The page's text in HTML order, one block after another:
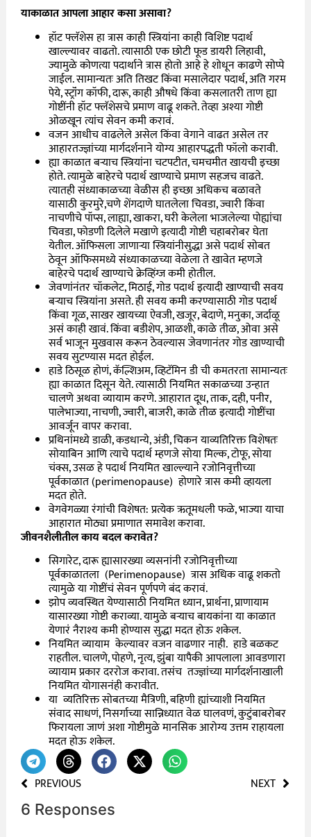
याकाळात आपला आहार कसा असावा?
हॉट फ्लॅशेस हा त्रास काही स्त्रियांना काही विशिष्ट पदार्थ
खाल्ल्यावर वाढतो. त्यासाठी एक छोटी फूड डायरी लिहावी,
ज्यामुळे कोणत्या पदार्थाने त्रास होतो आहे हे शोधून काढणे सोप्पे
जाईल. सामान्यतः अति तिखट किंवा मसालेदार पदार्थ, अति गरम
पेये, स्ट्रॉंग कॉफी, दारू, काही औषधे किंवा कसलातरी ताण ह्या
गोष्टींनी हॉट फ्लॅशेसचे प्रमाण वाढू शकते. तेव्हा अश्या गोष्टी
ओळखून त्यांच सेवन कमी करावं.
वजन आधीच वाढलेले असेल किंवा वेगाने वाढत असेल तर
आहारतज्ज्ञांच्या मार्गदर्शनाने योग्य आहारपद्धती फॉलो करावी.
ह्या काळात बऱ्याच स्त्रियांना चटपटीत, चमचमीत खायची इच्छा
होते. त्यामुळे बाहेरचे पदार्थ खाण्याचे प्रमाण सहजच वाढते.
त्यातही संध्याकाळच्या वेळीस ही इच्छा अधिकच बळावते
यासाठी कुरमुरे,चणे शेंगदाणे घातलेला चिवडा, ज्वारी किंवा
नाचणीचे पॉप्स, लाह्या, खाकरा, घरी केलेला भाजलेल्या पोह्यांचा
चिवडा, फोडणी दिलेले मखाणे इत्यादी गोष्टी चहाबरोबर घेता
येतील. ऑफिसला जाणाऱ्या स्त्रियांनीसुद्धा असे पदार्थ सोबत
ठेवून ऑफिसमध्ये संध्याकाळच्या वेळेला ते खावेत म्हणजे
बाहेरचे पदार्थ खाण्याचे क्रेव्हिंग्ज कमी होतील.
जेवणांनंतर चॉकलेट, मिठाई, गोड पदार्थ इत्यादी खाण्याची सवय
बऱ्याच स्त्रियांना असते. ही सवय कमी करण्यासाठी गोड पदार्थ
किंवा गूळ, साखर खायच्या ऐवजी, खजूर, बेदाणे, मनुका, जर्दाळू
असं काही खावं. किंवा बडीशेप, आळशी, काळे तीळ, ओवा असे
सर्व भाजून मुखवास करून ठेवल्यास जेवणानंतर गोड खाण्याची
सवय सुटण्यास मदत होईल.
हाडे ठिसूळ होणं, कॅल्शिअम, व्हिटॅमिन डी ची कमतरता सामान्यतः
ह्या काळात दिसून येते. त्यासाठी नियमित सकाळच्या उन्हात
चालणे अथवा व्यायाम करणे. आहारात दूध, ताक, दही, पनीर,
पालेभाज्या, नाचणी, ज्वारी, बाजरी, काळे तीळ इत्यादी गोष्टींचा
आवर्जून वापर करावा.
प्रथिनांमध्ये डाळी, कडधान्ये, अंडी, चिकन याव्यतिरिक्त विशेषतः
सोयाबिन आणि त्याचे पदार्थ म्हणजे सोया मिल्क, टोफू, सोया
चंक्स, उसळ हे पदार्थ नियमित खाल्ल्याने रजोनिवृत्तीच्या
पूर्वकाळात (perimenopause) होणारे त्रास कमी व्हायला
मदत होते.
वेगवेगळ्या रंगांची विशेषत: प्रत्येक ऋतूमधली फळे, भाज्या याचा
आहारात मोठ्या प्रमाणात समावेश करावा.
जीवनशैलीतील काय बदल करावेत?
सिगारेट, दारू ह्यासारख्या व्यसनांनी रजोनिवृत्तीच्या
पूर्वकाळातला (Perimenopause) त्रास अधिक वाढू शकतो
त्यामुळे या गोष्टींचं सेवन पूर्णपणे बंद करावं.
झोप व्यवस्थित येण्यासाठी नियमित ध्यान, प्रार्थना, प्राणायाम
यासारख्या गोष्टी कराव्या. यामुळे बऱ्याच बायकांना या काळात
येणारं नैराश्य कमी होण्यास सुद्धा मदत होऊ शकेल.
नियमित व्यायाम केल्यावर वजन वाढणार नाही. हाडे बळकट
राहतील. चालणे, पोहणे, नृत्य, झुंबा यापैकी आपलाला आवडणारा
व्यायाम प्रकार दररोज करावा. तसंच तज्ज्ञांच्या मार्गदर्शनाखाली
नियमित योगासनंही करावीत.
या व्यतिरिक्त सोबतच्या मैत्रिणी, बहिणी ह्यांच्याशी नियमित
संवाद साधणं, निसर्गाच्या सान्निध्यात वेळ घालवणं, कुटुंबाबरोबर
फिरायला जाणं अशा गोष्टीमुळे मानसिक आरोग्य उत्तम राहायला
मदत होऊ शकेल.
PREVIOUS NEXT
6 Responses